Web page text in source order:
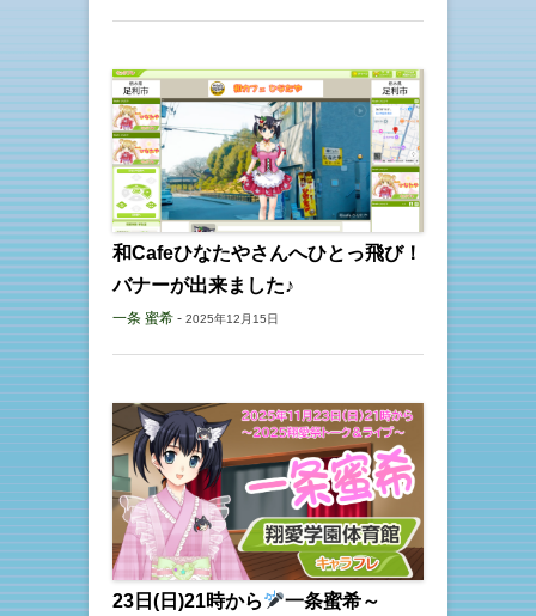
和Cafeひなたやさんへひとっ飛び！
バナーが出来ました♪
一条 蜜希 - 2025年12月15日
23日(日)21時から
一条蜜希～